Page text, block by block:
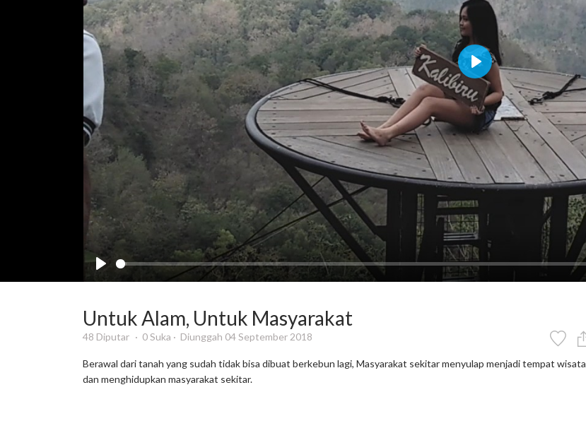
Play
Untuk Alam, Untuk Masyarakat
48 Diputar 0 Suka Diunggah 04 September 2018
Berawal dari tanah yang sudah tidak bisa dibuat berkebun lagi, Masyarakat sekitar menyulap menjadi tempat wisata
dan menghidupkan masyarakat sekitar.